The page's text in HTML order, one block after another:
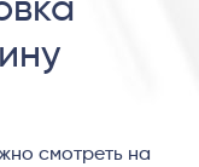
смотреть на